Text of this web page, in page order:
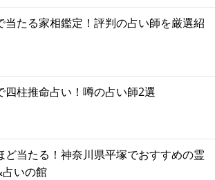
当たる家相鑑定！評判の占い師を厳選紹
四柱推命占い！噂の占い師2選
ど当たる！神奈川県平塚でおすすめの霊
いの館